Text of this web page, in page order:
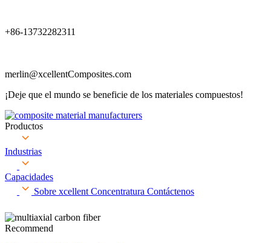
+86-13732282311
merlin@xcellentComposites.com
¡Deje que el mundo se beneficie de los materiales compuestos!
Productos
Industrias
Capacidades
Sobre xcellent Concentratura Contáctenos
Recommend